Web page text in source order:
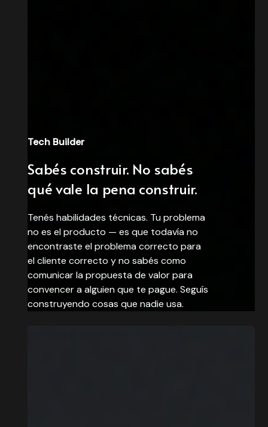
Tech Builder
Sabés construir. No sabés
qué vale la pena construir.
Tenés habilidades técnicas. Tu problema
no es el producto — es que todavía no
encontraste el problema correcto para
el cliente correcto y no sabés como
comunicar la propuesta de valor para
convencer a alguien que te pague. Seguís
construyendo cosas que nadie usa.